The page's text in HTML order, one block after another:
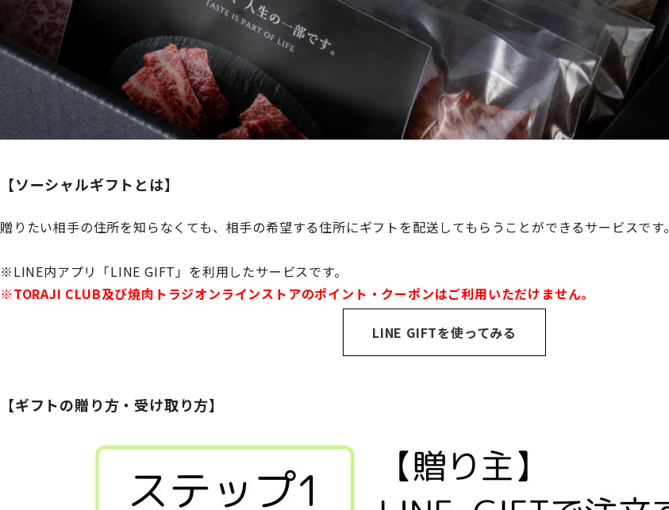
【ソーシャルギフトとは】
贈りたい相手の住所を知らなくても、相手の希望する住所にギフトを配送してもらうことができるサービスです。
※LINE内アプリ「LINE GIFT」を利用したサービスです。
※TORAJI CLUB及び焼肉トラジオンラインストアのポイント・クーポンはご利用いただけません。
LINE GIFTを使ってみる
【ギフトの贈り方・受け取り方】